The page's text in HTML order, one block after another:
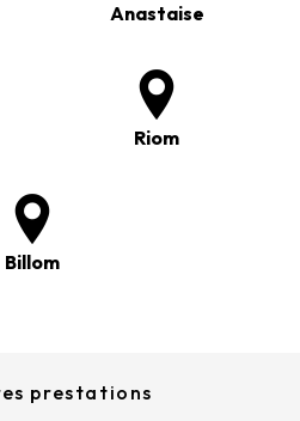
Anastaise
Riom
Billom
prestations